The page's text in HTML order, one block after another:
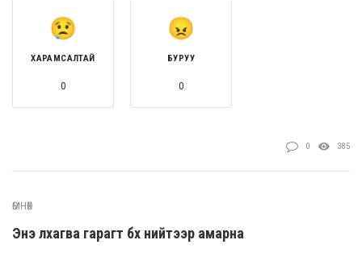
ХАРАМСАЛТАЙ
0
БУРУУ
0
0 385
ӨМНӨХ
Энэ лхагва гарагт бүх нийтээр амарна